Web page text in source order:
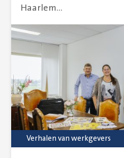
Haarlem...
Verhalen van werkgevers